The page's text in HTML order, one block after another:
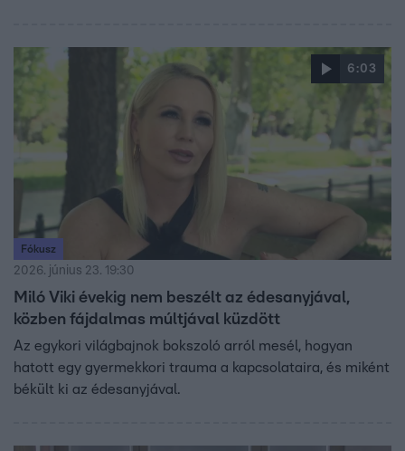
6:03
Fókusz
2026. június 23. 19:30
Miló Viki évekig nem beszélt az édesanyjával,
közben fájdalmas múltjával küzdött
Az egykori világbajnok bokszoló arról mesél, hogyan
hatott egy gyermekkori trauma a kapcsolataira, és miként
békült ki az édesanyjával.